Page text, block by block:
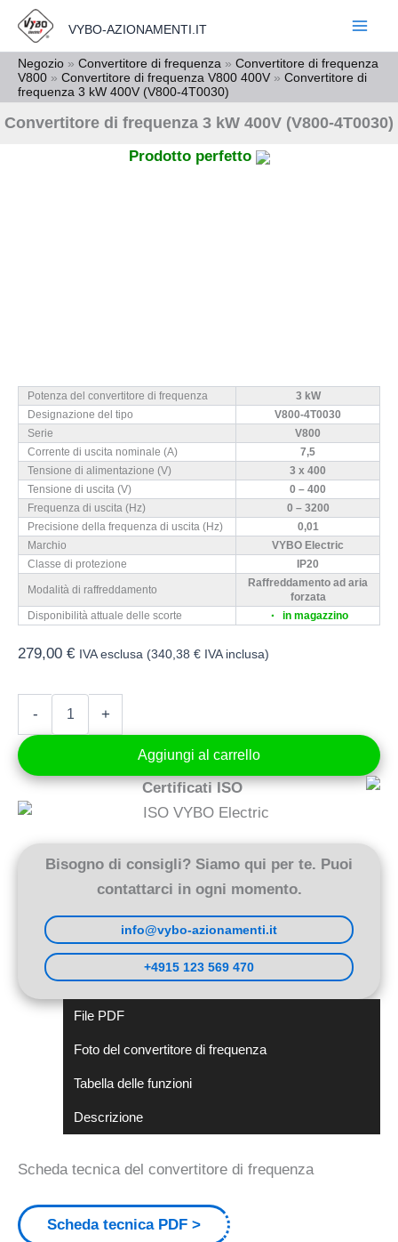
contenuto
VYBO-AZIONAMENTI.IT
Negozio » Convertitore di frequenza » Convertitore di frequenza
V800 » Convertitore di frequenza V800 400V » Convertitore di
frequenza 3 kW 400V (V800-4T0030)
Convertitore di frequenza 3 kW 400V (V800-4T0030)
Prodotto perfetto
Potenza del convertitore di frequenza
3 kW
Designazione del tipo
V800-4T0030
Serie
V800
Corrente di uscita nominale (A)
7,5
Tensione di alimentazione (V)
3 x 400
Tensione di uscita (V)
0 – 400
Frequenza di uscita (Hz)
0 – 3200
Precisione della frequenza di uscita (Hz)
0,01
Marchio
VYBO Electric
Classe di protezione
IP20
Modalità di raffreddamento
Raffreddamento ad aria
forzata
Disponibilità attuale delle scorte
in magazzino
279,00 € IVA esclusa (340,38 € IVA inclusa)
-
frequenza
3
kW
(V800-
quantità
+
Aggiungi al carrello
Certificati ISO
Bisogno di consigli? Siamo qui per te. Puoi
contattarci in ogni momento.
info@vybo-azionamenti.it
+4915 123 569 470
File PDF
Foto del convertitore di frequenza
Tabella delle funzioni
Descrizione
Scheda tecnica del convertitore di frequenza
Scheda tecnica PDF